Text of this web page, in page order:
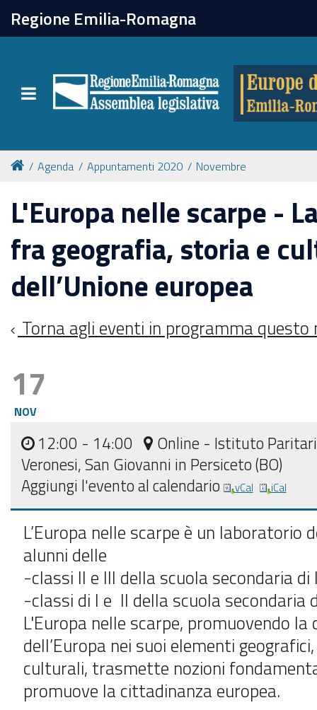
Regione Emilia-Romagna
Toggle navigation
chiudi
Attività
Formazione
Eventi
Tutte le notizie
Newsletter
Agenda Appuntamenti 2020 Novembre
L'Europa nelle scarpe -
fra geografia, storia e
dell’Unione europea
Torna agli eventi in programma questo
17
NOV
12:00 - 14:00
Online - Istituto
Veronesi, San Giovanni in Persiceto (BO)
Aggiungi l'evento al calendario
vCal iCal
L’Europa nelle scarpe è un laboratorio
alunni delle
-classi II e III della scuola secondaria di
-classi di I e II della scuola secondaria
L'Europa nelle scarpe, promuovendo la
dell’Europa nei suoi elementi
culturali, trasmette nozioni
promuove la cittadinanza europea.